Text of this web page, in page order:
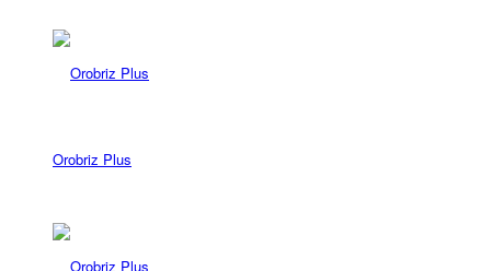
Orobriz Plus